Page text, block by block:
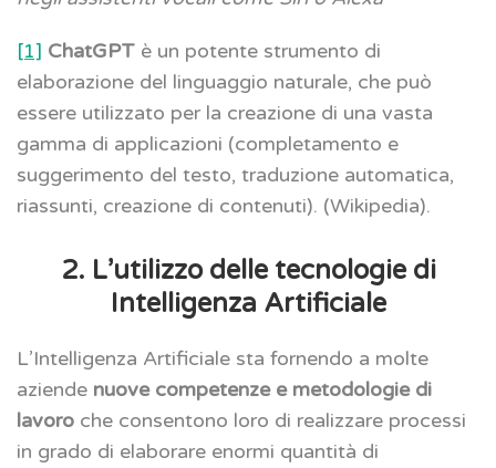
[1] ChatGPT è un potente strumento di
elaborazione del linguaggio naturale, che può
essere utilizzato per la creazione di una vasta
gamma di applicazioni (completamento e
suggerimento del testo, traduzione automatica,
riassunti, creazione di contenuti). (Wikipedia).
2. L’utilizzo delle tecnologie di
Intelligenza Artificiale
L’Intelligenza Artificiale sta fornendo a molte
aziende nuove competenze e metodologie di
lavoro che consentono loro di realizzare processi
in grado di elaborare enormi quantità di